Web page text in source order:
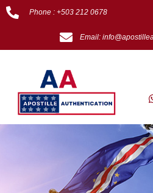
Phone : +503 212 0678
Email: